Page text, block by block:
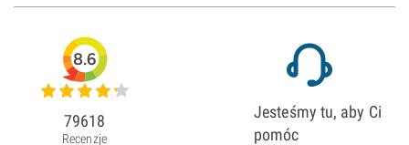
8.6
79618
Recenzje
Jesteśmy tu, aby Ci
pomóc